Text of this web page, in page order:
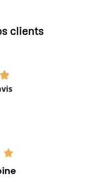
clients